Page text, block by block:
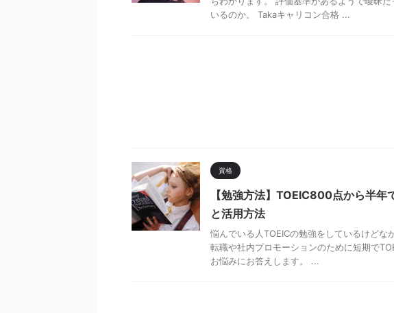
いるのか。 Takaキャリコン合格 ...
資格
【勉強方法】TOEIC800点から半
と活用方法
悩んでいる人TOEICの勉強をしているけどな
転職や社内プロモーションのために短期で
お悩みにお答えします。 ...